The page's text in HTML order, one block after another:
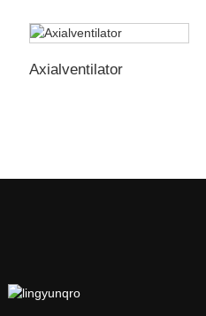
Axialventilator